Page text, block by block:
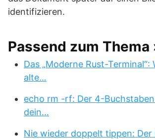
identifizieren.
Passend zum Thema
Das „Moderne Rust-Terminal“:
alte…
echo rm -rf: Der 4-
dein…
Nie wieder doppelt tippen: Der